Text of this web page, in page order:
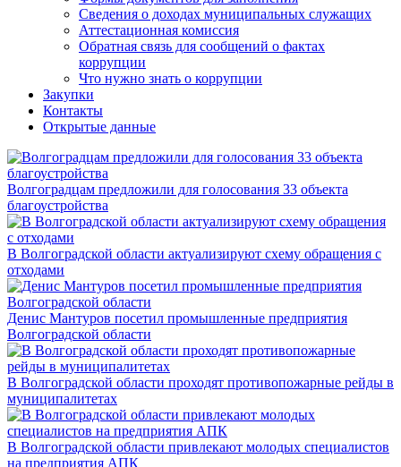
Сведения о доходах муниципальных служащих
Аттестационная комиссия
Обратная связь для сообщений о фактах
коррупции
Что нужно знать о коррупции
Закупки
Контакты
Открытые данные
Волгоградцам предложили для голосования 33 объекта
благоустройства
В Волгоградской области актуализируют схему обращения с
отходами
Денис Мантуров посетил промышленные предприятия
Волгоградской области
В Волгоградской области проходят противопожарные рейды в
муниципалитетах
В Волгоградской области привлекают молодых специалистов
на предприятия АПК